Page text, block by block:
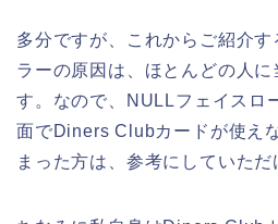
多分ですが、これからご紹介
ラーの原因は、ほとんどの人に
す。なので、NULLフェイスロ
面でDiners Clubカードが使え
まった方は、参考にしていただ